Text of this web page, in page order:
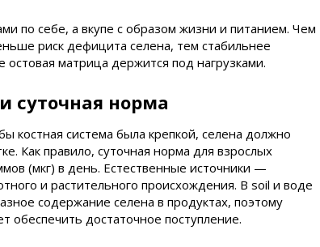
по себе, а вкупе с образом жизни и питанием. Чем
риск дефицита селена, тем стабильнее
остовая матрица держится под нагрузками.
суточная норма
костная система была крепкой, селена должно
Как правило, суточная норма для взрослых
(мкг) в день. Естественные источники —
и растительного происхождения. В soil и воде
содержание селена в продуктах, поэтому
обеспечить достаточное поступление.